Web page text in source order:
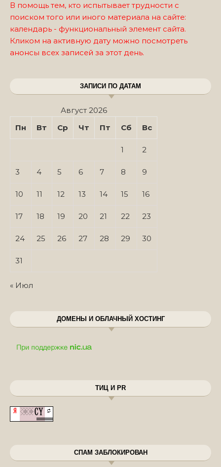
В помощь тем, кто испытывает трудности с
поиском того или иного материала на сайте:
календарь - функциональный элемент сайта.
Кликом на активную дату можно посмотреть
анонсы всех записей за этот день.
ЗАПИСИ ПО ДАТАМ
Август 2026
Пн
Вт Ср Чт Пт Сб Вс
1 2
3 4 5 6 7 8 9
10 11 12 13 14 15 16
17 18 19 20 21 22 23
24 25 26 27 28 29 30
31
« Июл
ДОМЕНЫ И ОБЛАЧНЫЙ ХОСТИНГ
ТИЦ И PR
СПАМ ЗАБЛОКИРОВАН